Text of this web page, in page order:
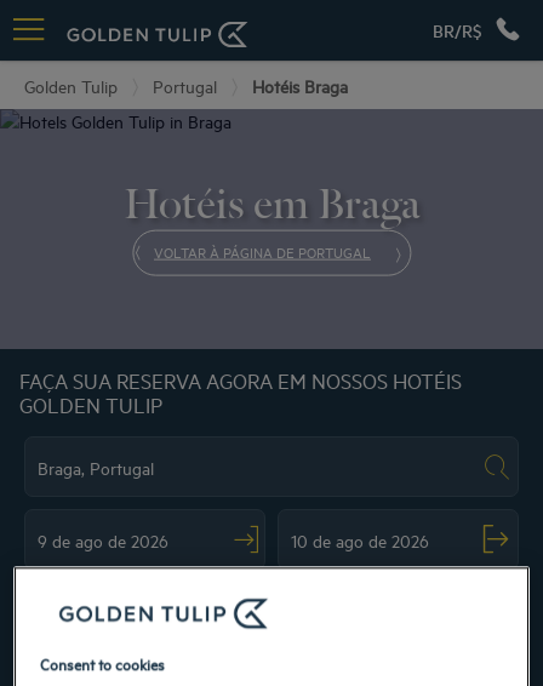
BR/R$
Golden Tulip Portugal Hotéis Braga
Hotéis em Braga
VOLTAR À PÁGINA DE PORTUGAL
FAÇA SUA RESERVA AGORA EM NOSSOS HOTÉIS
GOLDEN TULIP
Adicionar código especial
Consent to cookies